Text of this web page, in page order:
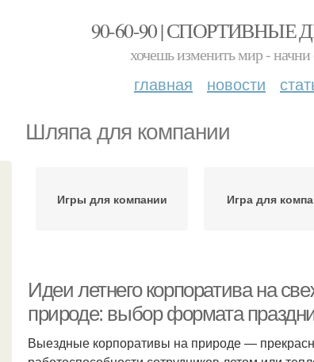
90-60-90 | СПОРТИВНЫЕ
хочешь изменить мир - начни
главная новости
Шляпа для компании
Игры для компании Игра для
Идеи летнего корпоратива на
природе: выбор формата
Выездные корпоративы на природе —